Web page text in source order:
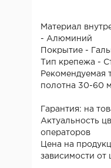
Материал
- Алюминий
Покрытие -
Тип крепежа -
Рекомендуемая
полотна 30-60
Гарантия: на
Актуальность
операторов
Цена на
зависимости от